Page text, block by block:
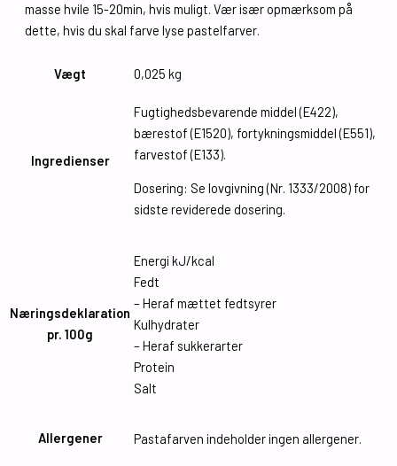
masse hvile 15-20min, hvis muligt. Vær især opmærksom på
dette, hvis du skal farve lyse pastelfarver.
Vægt 0,025 kg
Ingredienser
Fugtighedsbevarende middel (E422),
bærestof (E1520), fortykningsmiddel (E551),
farvestof (E133).
Dosering: Se lovgivning (Nr. 1333/2008) for
sidste reviderede dosering.
Næringsdeklaration
pr. 100g
Energi kJ/kcal
Fedt
– Heraf mættet fedtsyrer
Kulhydrater
– Heraf sukkerarter
Protein
Salt
Allergener Pastafarven indeholder ingen allergener.